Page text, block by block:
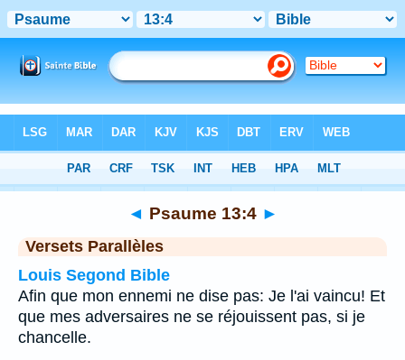
Chapitre 13> Verset 4
◄ Psaume 13:4 ►
Versets Parallèles
Louis Segond Bible
Afin que mon ennemi ne dise pas: Je l'ai vaincu! Et
que mes adversaires ne se réjouissent pas, si je
chancelle.